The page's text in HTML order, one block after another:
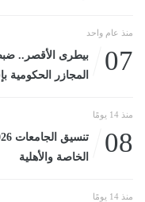
منذ عام واحد
07
المجازر الحكومية بإسنااليوم
منذ 14 يومًا
08
الخاصة والأهلية
منذ 14 يومًا